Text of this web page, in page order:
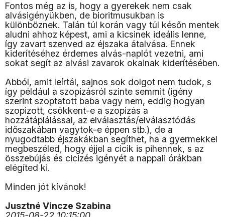
Fontos még az is, hogy a gyerekek nem csak
alvásigényükben, de bioritmusukban is
különböznek. Talán túl korán vagy túl későn mentek
aludni ahhoz képest, ami a kicsinek ideális lenne,
így zavart szenved az éjszaka átalvása. Ennek
kiderítéséhez érdemes alvás-naplót vezetni, ami
sokat segít az alvási zavarok okainak kiderítésében.
Abból, amit leírtál, sajnos sok dolgot nem tudok, s
így például a szopizásról szinte semmit (igény
szerint szoptatott baba vagy nem, eddig hogyan
szopizott, csökkent-e a szopizás a
hozzátáplálással, az elválasztás/elválasztódás
időszakában vagytok-e éppen stb.), de a
nyugodtabb éjszakákban segíthet, ha a gyermekkel
megbeszéled, hogy éjjel a cicik is pihennek, s az
összebújás és cicizés igényét a nappali órákban
elégíted ki.
Minden jót kívánok!
Jusztné Vincze Szabina